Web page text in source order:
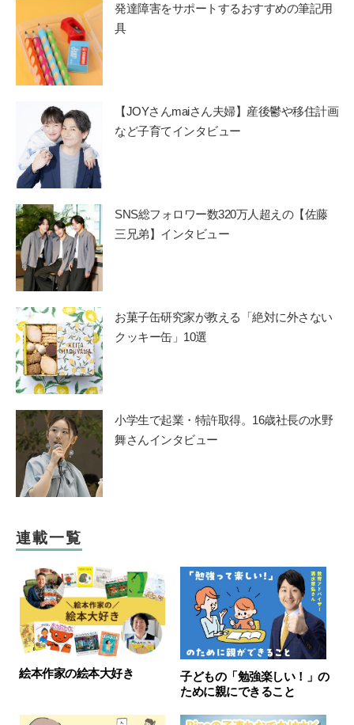
発達障害をサポートするおすすめの筆記用
具
【JOYさんmaiさん夫婦】産後鬱や移住計画
など子育てインタビュー
SNS総フォロワー数320万人超えの【佐藤
三兄弟】インタビュー
お菓子缶研究家が教える「絶対に外さない
クッキー缶」10選
小学生で起業・特許取得。16歳社長の水野
舞さんインタビュー
連載一覧
絵本作家の絵本大好き
子どもの「勉強楽しい！」の
ために親にできること